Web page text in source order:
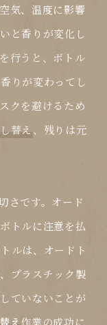
気、温度に影響
と香りが変化し
を行うと、ボトル
りが変わってし
クを避けるため
替え 、残りは元
さです。オード
トルに注意を払
ルは、オードト
プラスチック製
ていないことが
え作業の成功に